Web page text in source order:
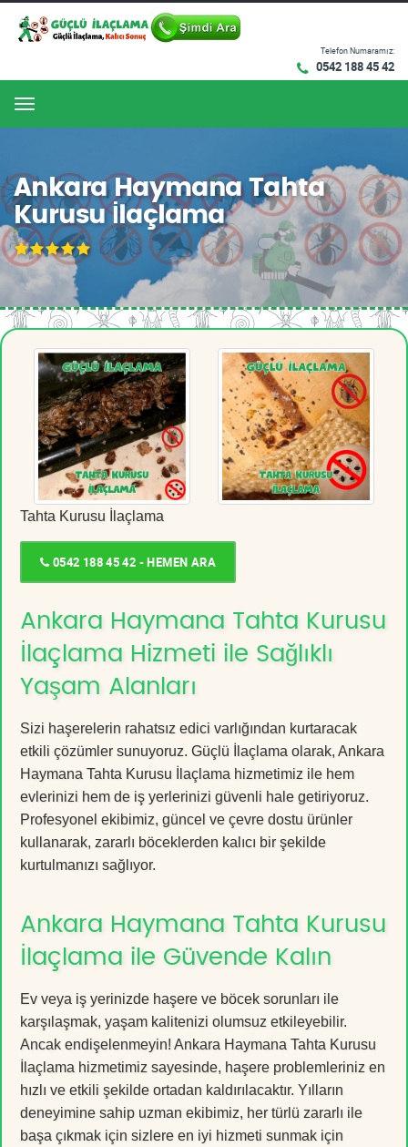
Telefon Numaramız:
0542 188 45 42
Menu
Ankara Haymana Tahta
Kurusu İlaçlama
Tahta Kurusu İlaçlama
0542 188 45 42 - HEMEN ARA
Ankara Haymana Tahta Kurusu
İlaçlama Hizmeti ile Sağlıklı
Yaşam Alanları
Sizi haşerelerin rahatsız edici varlığından kurtaracak
etkili çözümler sunuyoruz. Güçlü İlaçlama olarak, Ankara
Haymana Tahta Kurusu İlaçlama hizmetimiz ile hem
evlerinizi hem de iş yerlerinizi güvenli hale getiriyoruz.
Profesyonel ekibimiz, güncel ve çevre dostu ürünler
kullanarak, zararlı böceklerden kalıcı bir şekilde
kurtulmanızı sağlıyor.
Ankara Haymana Tahta Kurusu
İlaçlama ile Güvende Kalın
Ev veya iş yerinizde haşere ve böcek sorunları ile
karşılaşmak, yaşam kalitenizi olumsuz etkileyebilir.
Ancak endişelenmeyin! Ankara Haymana Tahta Kurusu
İlaçlama hizmetimiz sayesinde, haşere problemleriniz en
hızlı ve etkili şekilde ortadan kaldırılacaktır. Yılların
deneyimine sahip uzman ekibimiz, her türlü zararlı ile
başa çıkmak için sizlere en iyi hizmeti sunmak için